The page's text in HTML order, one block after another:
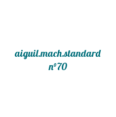
aiguil.mach.standard
n°70